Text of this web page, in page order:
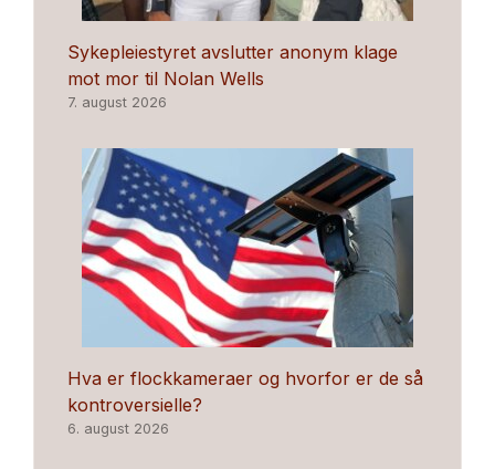
Sykepleiestyret avslutter anonym klage
mot mor til Nolan Wells
7. august 2026
Hva er flockkameraer og hvorfor er de så
kontroversielle?
6. august 2026